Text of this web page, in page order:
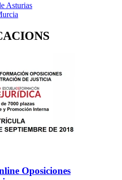
Asturias
Oposiciones